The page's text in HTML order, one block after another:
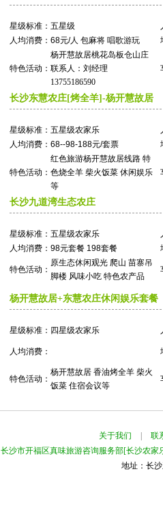
星级标准： 五星级
人均消费： 68元/人 包麻将 唱歌游玩
特色活动：
杨开慧故居桃花岛板仓山庄
联系人：刘经理
13755186590
长沙东慧农庄[烤全羊]-杨开慧故居
星级标准： 五星级农家乐
人均消费： 68--98-188元/套票
特色活动：
红色旅游杨开慧故居线路 特
色烧全羊 柴火饭菜 休闲娱乐
等
长沙九道湾生态农庄
星级标准： 五星级农家乐
人均消费： 98元套餐 198套餐
特色活动：
原生态休闲观光 爬山 苗寨吊
脚楼 风味小吃 特色农产品
杨开慧故居+东慧农庄休闲娱乐套餐
星级标准： 四星级农家乐
人均消费：
特色活动：
杨开慧故居 香油烤全羊 柴火
饭菜 住宿会议等
关于我们
联
长沙市开福区真味旅游咨询服务部[长沙农家
地址：长